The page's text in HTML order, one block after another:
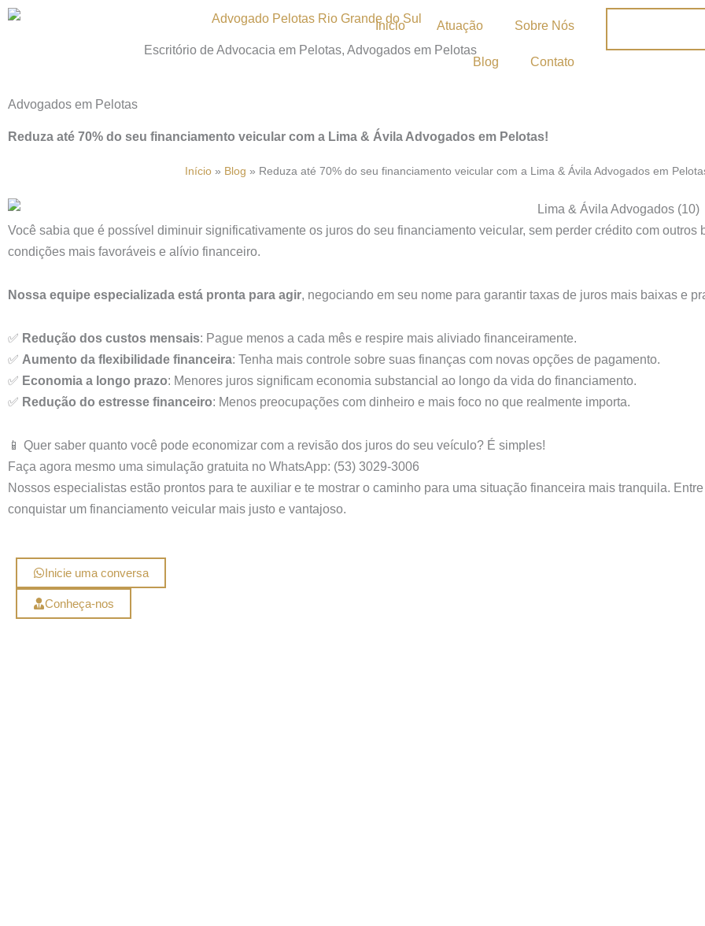
Escritório de Advocacia em Pelotas, Advogados em Pelotas
Inicio Atuação Sobre Nós
Blog Contato
Advogados em Pelotas
Reduza até 70% do seu financiamento veicular com a Lima & Ávila Advogados em Pelotas!
Início » Blog » Reduza até 70% do seu financiamento veicular com a Lima & Ávila Advogados em
Você sabia que é possível diminuir significativamente os juros do seu financiamento veicular, sem perder crédito com
condições mais favoráveis e alívio financeiro.
Nossa equipe especializada está pronta para agir, negociando em seu nome para garantir taxas de juros mais baixas e
✅ Redução dos custos mensais: Pague menos a cada mês e respire mais aliviado financeiramente.
✅ Aumento da flexibilidade financeira: Tenha mais controle sobre suas finanças com novas opções de pagamento.
✅ Economia a longo prazo: Menores juros significam economia substancial ao longo da vida do financiamento.
✅ Redução do estresse financeiro: Menos preocupações com dinheiro e mais foco no que realmente importa.
📱 Quer saber quanto você pode economizar com a revisão dos juros do seu veículo? É simples!
Faça agora mesmo uma simulação gratuita no WhatsApp: (53) 3029-3006
Nossos especialistas estão prontos para te auxiliar e te mostrar o caminho para uma situação financeira mais tranquila.
conquistar um financiamento veicular mais justo e vantajoso.
Inicie uma conversa
Conheça-nos